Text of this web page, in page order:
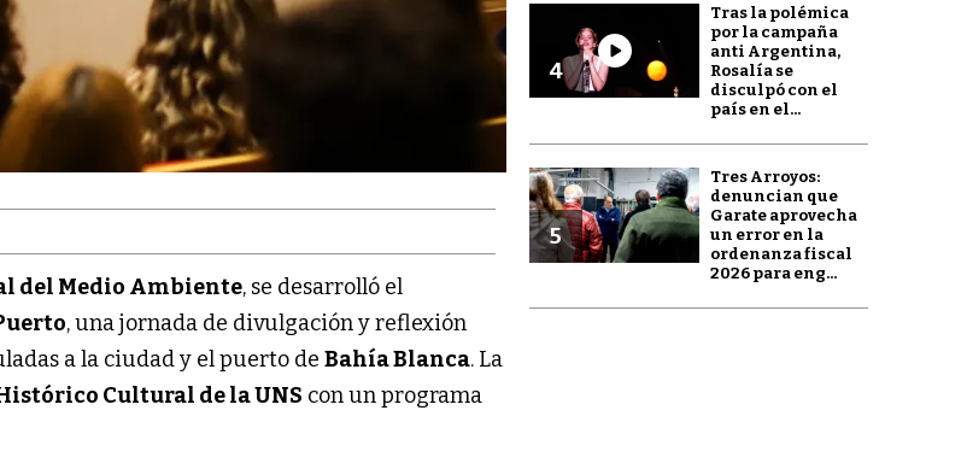
del Medio Ambiente, se desarrolló el
, una jornada de divulgación y reflexión
a la ciudad y el puerto deBahía Blanca. La
Cultural de la UNS con un programa
4
Tras la polémica
por la campaña
anti Argentina,
Rosalía se
disculpó con el
país en el...
5
Tres Arroyos:
denuncian que
Garate aprovecha
un error en la
ordenanza fiscal
2026 para eng...